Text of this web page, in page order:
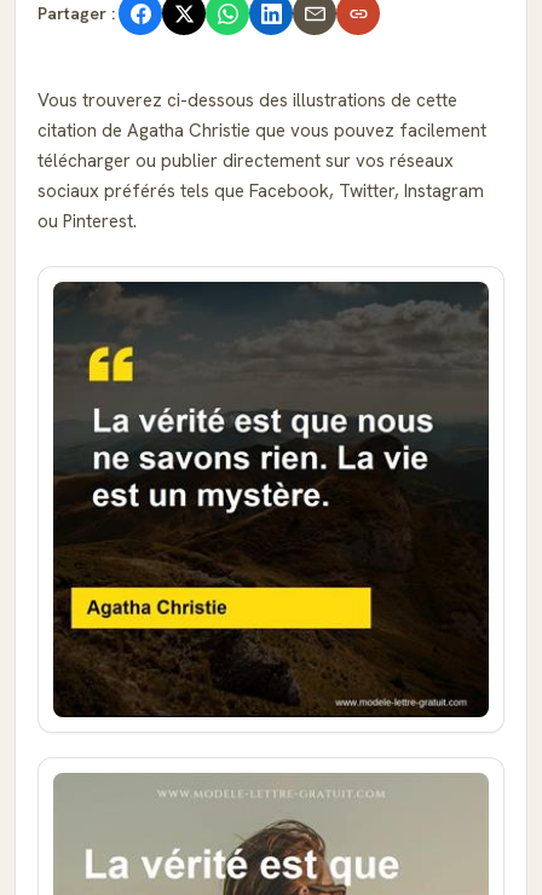
Partager :
Vous trouverez ci-dessous des illustrations de cette
citation de Agatha Christie que vous pouvez facilement
télécharger ou publier directement sur vos réseaux
sociaux préférés tels que Facebook, Twitter, Instagram
ou Pinterest.